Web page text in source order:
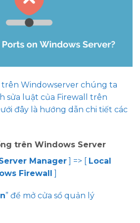
Windowserver chúng ta
sửa luật của Firewall trên
đây là hướng dẫn chi tiết các
trên Windows Server
Manager ] => [ Local
Firewall ]
” để mở cửa sổ quản lý